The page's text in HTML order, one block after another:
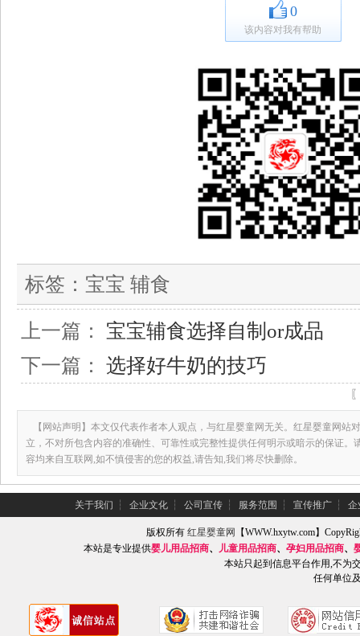
0
该内容对我有帮助
标签： 宝宝 辅食
上一篇： 宝宝辅食选择自制or成品
下一篇： 选择好牛奶的技巧
【网站声明】本文仅代表作者本人观点，与红星婴童网无关。红星婴童网站
立，不对所包含内容的准确性、可靠性或完整性提供任何明示或暗示的保证。
容均来自互联网,如不慎侵害的您的权益,请告知,我们将尽快删除。
关于我们 ┆ 企业文化 ┆ 公司宣传 ┆ 服务范围 ┆ 宣传推广 ┆ 企
版权所有红星婴童网
【WWW.hxytw.com】
本站是专业提供婴儿用品招商、 儿童用品招商、 孕妇用品招商、
本站只起到信息平台作用,不为
任何单位